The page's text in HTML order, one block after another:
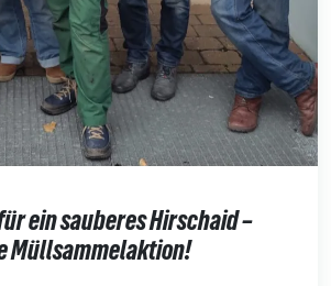
ein sauberes Hirschaid –
Müllsammelaktion!